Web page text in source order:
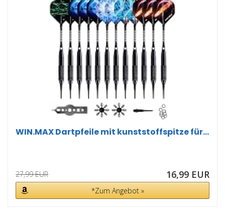
WIN.MAX Dartpfeile mit kunststoffspitze für...
27,99 EUR 16,99 EUR
*Zum Angebot »